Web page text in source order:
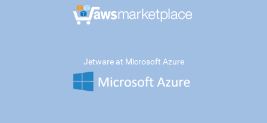
Jetware at Microsoft Azure